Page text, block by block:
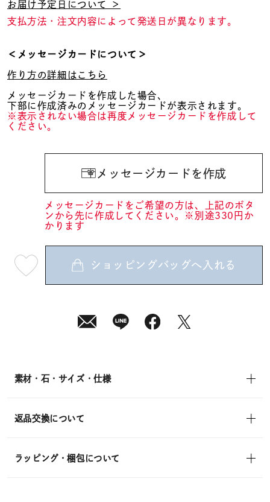
お届け予定日について ＞
支払方法・注文内容によって発送日が異なります。
＜メッセージカードについて＞
作り方の詳細はこちら
メッセージカードを作成した場合、
下部に作成済みのメッセージカードが表示されます。
※表示されない場合は再度メッセージカードを作成して
ください。
メッセージカードを作成
メッセージカードをご希望の方は、上記のボタ
ンから先に作成してください。※別途330円か
かります
08
ショッピングバッグへ入れる
素材・石・サイズ・仕様
返品交換について
ラッピング・梱包について